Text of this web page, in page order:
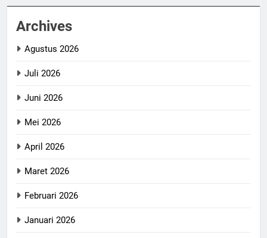
Archives
Agustus 2026
Juli 2026
Juni 2026
Mei 2026
April 2026
Maret 2026
Februari 2026
Januari 2026